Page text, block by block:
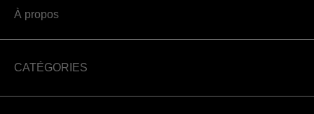
À propos
CATÉGORIES